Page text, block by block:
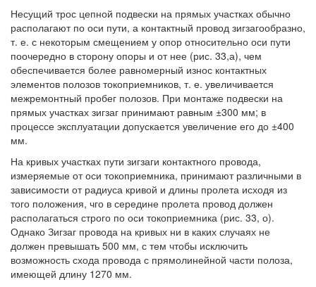
Несущий трос цепной подвески на прямых участках обычно
располагают по оси пути, а контактный провод зигзагообразно,
т. е. с некоторым смещением у опор относительно оси пути
поочередно в сторону опоры и от нее (рис. 33,а), чем
обеспечивается более равномерный износ контактных
элементов полозов токоприемников, т. е. увеличивается
межремонтный пробег полозов. При монтаже подвески на
прямых участках зигзаг принимают равным ±300 мм; в
процессе эксплуатации допускается увеличение его до ±400
мм.
На кривых участках пути зигзаги контактного провода,
измеряемые от оси токоприемника, принимают различными в
зависимости от радиуса кривой и длины пролета исходя из
того положения, чго в середине пролета провод должен
располагаться строго по оси токоприемника (рис. 33, о).
Однако Зигзаг провода на кривых ни в каких случаях не
должен превышать 500 мм, с тем чтобы исключить
возможность схода провода с прямолинейной части полоза,
имеющей длину 1270 мм.